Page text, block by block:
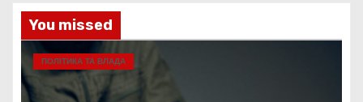
You missed
ПОЛІТИКА ТА ВЛАДА